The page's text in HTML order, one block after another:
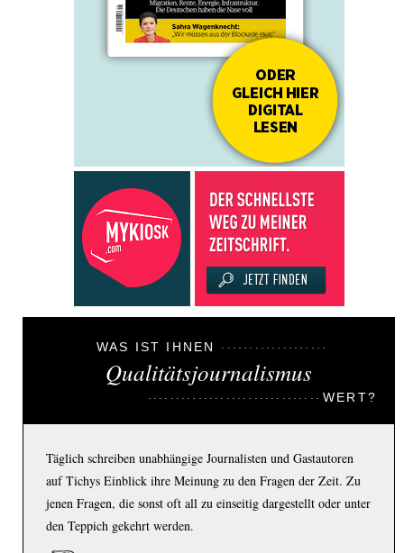
WAS IST IHNEN
Qualitätsjournalismus
WERT?
Täglich schreiben unabhängige Journalisten und Gastautoren
auf Tichys Einblick ihre Meinung zu den Fragen der Zeit. Zu
jenen Fragen, die sonst oft all zu einseitig dargestellt oder unter
den Teppich gekehrt werden.